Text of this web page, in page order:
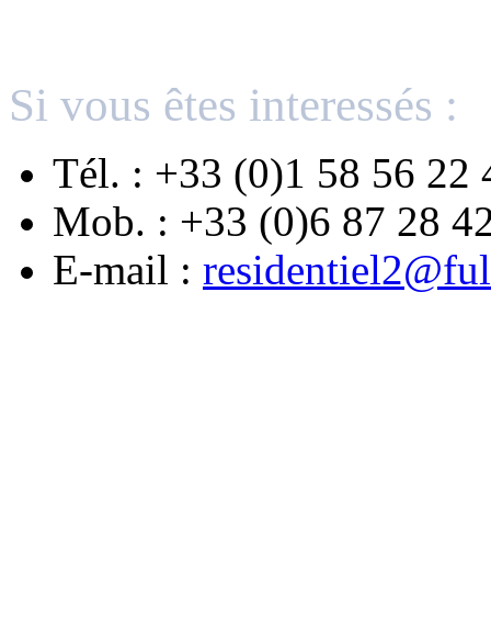
Si vous êtes interessés :
Tél. : +33 (0)1 58 56 22
Mob. : +33 (0)6 87 28
E-mail :